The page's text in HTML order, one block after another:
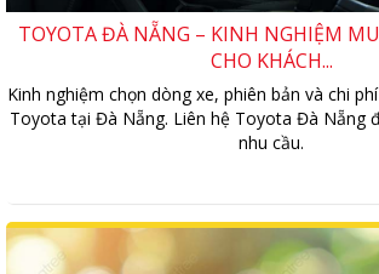
TOYOTA ĐÀ NẴNG – KINH NGHIỆM
CHO KHÁCH...
Kinh nghiệm chọn dòng xe, phiên bản và chi
Toyota tại Đà Nẵng. Liên hệ Toyota Đà Nẵng
nhu cầu.